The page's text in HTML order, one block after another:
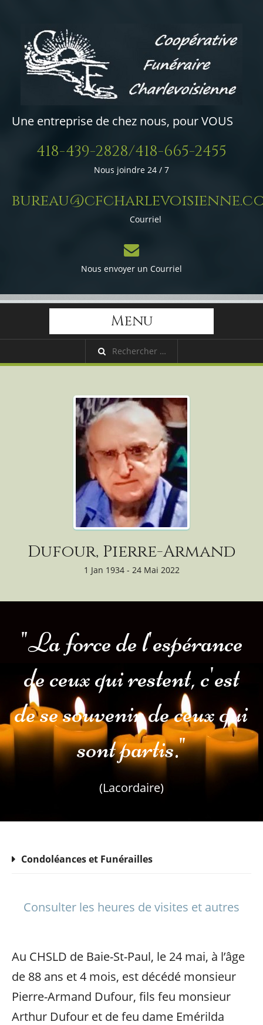
Une entreprise de chez nous, pour VOUS
418-439-2828/418-665-2455
Nous joindre 24 / 7
Courriel
Nous envoyer un Courriel
Menu
Dufour, Pierre-Armand
1 Jan 1934 - 24 Mai 2022
"La force de l'espérance
de ceux qui restent, c'est
de se souvenir de ceux qui
sont partis."
(Lacordaire)
Condoléances et Funérailles
Consulter les heures de visites et autres
Au CHSLD de Baie-St-Paul, le 24 mai, à l’âge
de 88 ans et 4 mois, est décédé monsieur
Pierre-Armand Dufour, fils feu monsieur
Arthur Dufour et de feu dame Emérilda